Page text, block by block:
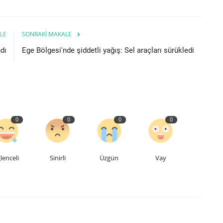
SONRAKI MAKALE
Ege Bölgesi'nde şiddetli yağış: Sel araçları sürükledi
0 0
Sinirli
0
Üzgün
0
Vay